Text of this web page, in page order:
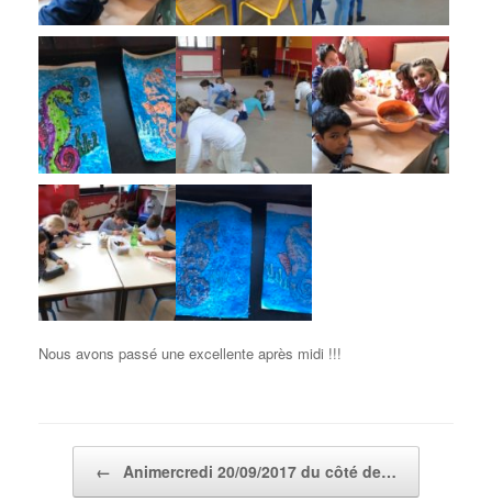
Nous avons passé une excellente après midi !!!
← Animercredi 20/09/2017 du côté de…